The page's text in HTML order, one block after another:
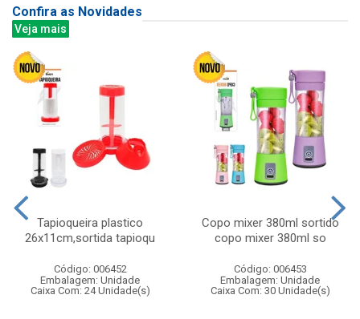
Confira as Novidades
Veja mais
Tapioqueira plastico
26x11cm,sortida tapioqu
Código: 006452
Embalagem: Unidade
Caixa Com: 24 Unidade(s)
Copo mixer 380ml sortido
copo mixer 380ml so
Código: 006453
Embalagem: Unidade
Caixa Com: 30 Unidade(s)